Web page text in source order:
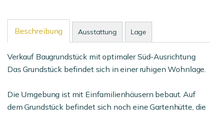
Beschreibung Ausstattung Lage
Verkauf Baugrundstück mit optimaler Süd-Ausrichtung
Das Grundstück befindet sich in einer ruhigen Wohnlage.
Die Umgebung ist mit Einfamilienhäusern bebaut. Auf
dem Grundstück befindet sich noch eine Gartenhütte, die